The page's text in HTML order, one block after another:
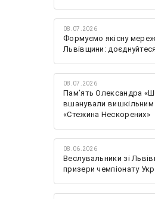
08.07.2026
Формуємо якісну
Львівщини:
08.07.2026
Памʼять Олександра
вшанували
«Стежина Нескорених»
08.06.2026
Веслувальники зі
призери чемпіонату